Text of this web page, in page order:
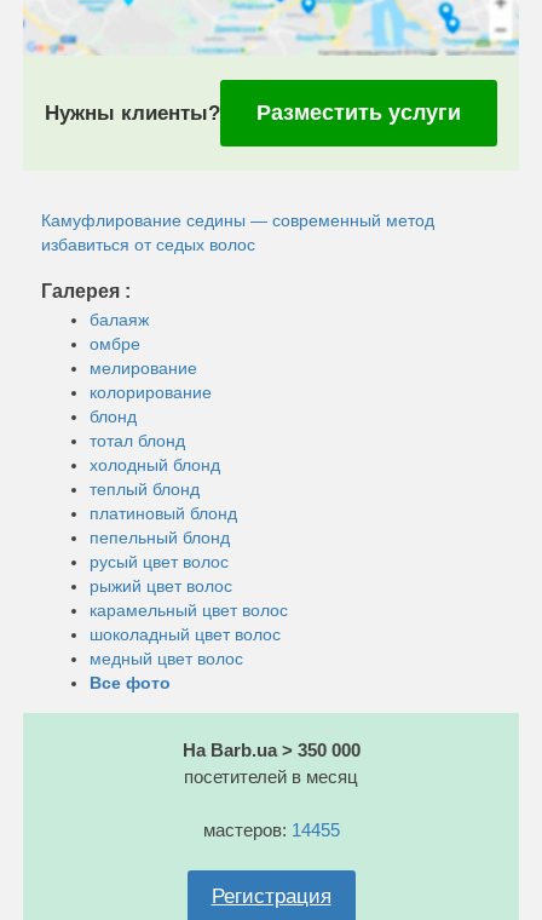
Нужны клиенты? Разместить услуги
Камуфлирование седины — современный метод
избавиться от седых волос
Галерея :
балаяж
омбре
мелирование
колорирование
блонд
тотал блонд
холодный блонд
теплый блонд
платиновый блонд
пепельный блонд
русый цвет волос
рыжий цвет волос
карамельный цвет волос
шоколадный цвет волос
медный цвет волос
Все фото
На Barb.ua > 350 000
посетителей в месяц
мастеров: 14455
Регистрация